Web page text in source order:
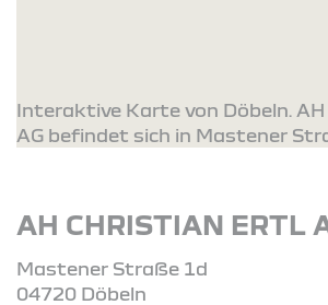
Interaktive Karte von Döbeln.
AG befindet sich in Mastener
AH CHRISTIAN ERTL
Mastener Straße 1d
04720 Döbeln